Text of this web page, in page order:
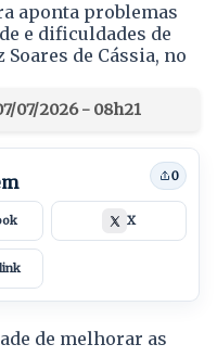
aponta problemas
e dificuldades de
de Cássia, no
07/2026 - 08h21
0
X
de melhorar as